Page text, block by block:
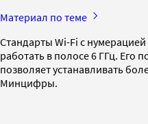
Материал по теме
Стандарты Wi-Fi с
работать в полосе 6 ГГц. Его
позволяет устанавливать
Минцифры.